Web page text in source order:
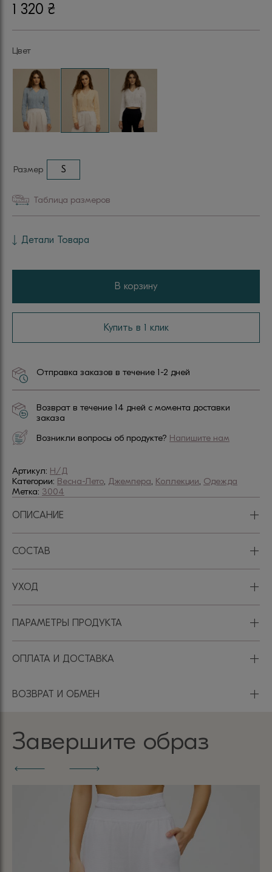
1 320 ₴
Цвет
Размер S
Таблица размеров
Детали Товара
В корзину
Купить в 1 клик
Отправка заказов в течение 1-2 дней
Возврат в течение 14 дней с момента доставки
заказа
Возникли вопросы об продукте? Напишите нам
Артикул: Н/Д
Категории: Весна-Лето, Джемпера, Коллекции, Одежда
Метка: 3004
ОПИСАНИЕ +
СОСТАВ +
УХОД +
ПАРАМЕТРЫ ПРОДУКТА +
ОПЛАТА И ДОСТАВКА +
ВОЗВРАТ И ОБМЕН +
Завершите образ